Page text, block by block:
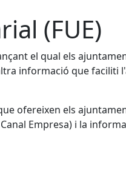
(FUE)
el qual els
informació que faciliti
ofereixen els
Empresa) i la